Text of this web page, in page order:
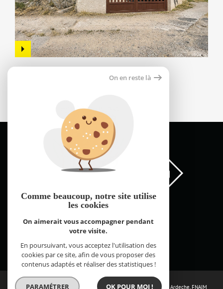
FNAIM Pyrénées Orientales © 2026 | Tous droits réservés |
Réalisé par
Les sites de la fédération :FNAIM Loire Atlantique, FNAIM Drome Ardeche, FNAIM
On en reste là
Comme beaucoup, notre site utilise
les cookies
On aimerait vous accompagner pendant
votre visite.
En poursuivant, vous acceptez l'utilisation des
cookies par ce site, afin de vous proposer des
contenus adaptés et réaliser des statistiques !
PARAMÉTRER OK POUR MOI !